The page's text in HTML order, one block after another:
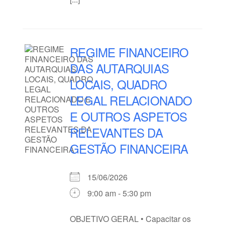
REGIME FINANCEIRO
DAS AUTARQUIAS
LOCAIS, QUADRO
LEGAL RELACIONADO
E OUTROS ASPETOS
RELEVANTES DA
GESTÃO FINANCEIRA
15/06/2026
9:00 am - 5:30 pm
OBJETIVO GERAL • Capacitar os